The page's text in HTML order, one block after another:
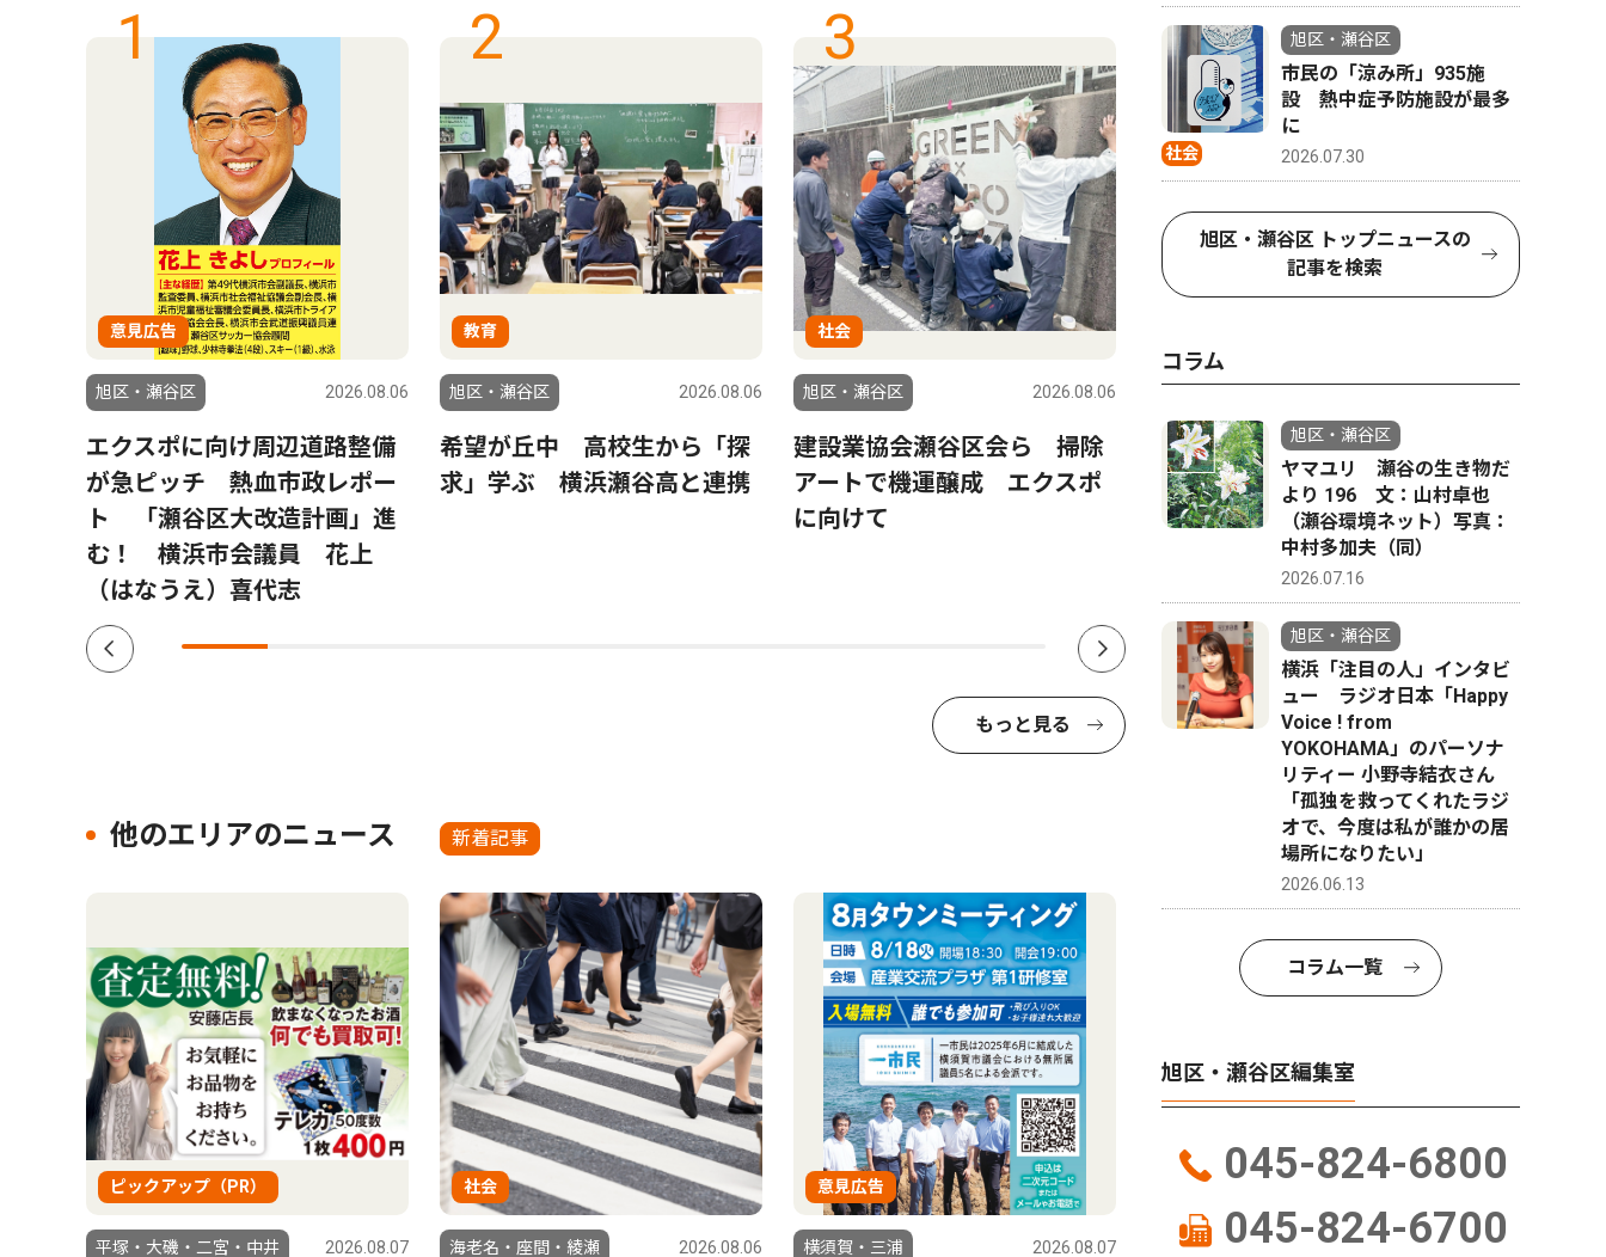
1
意見広告
旭区・瀬谷区 2026.08.06
エクスポに向け周辺道路整備
が急ピッチ 熱血市政レポー
ト 「瀬谷区大改造計画」進
む！ 横浜市会議員 花上
（はなうえ）喜代志
2
教育
旭区・瀬谷区 2026.08.06
希望が丘中 高校生から「探
求」学ぶ 横浜瀬谷高と連携
3
社会
旭区・瀬谷区 2026.08.06
建設業協会瀬谷区会ら 掃除
アートで機運醸成 エクスポ
に向けて
4
瀬谷区のケアマネ組織 「在
宅介護従事者の安全を」 殺
害事件受け国に要望
ん来た
ーで講演
もっと見る
他のエリアのニュース 新着記事
ピックアップ（PR）
平塚・大磯・二宮・中井 2026.08.07
社会
海老名・座間・綾瀬 2026.08.06
意見広告
横須賀・三浦 2026.08.07
社会
旭区・瀬谷区
市民の「涼み所」935施
設 熱中症予防施設が最多
に
2026.07.30
旭区・瀬谷区 トップニュースの
記事を検索
コラム
旭区・瀬谷区
ヤマユリ 瀬谷の生き物だ
より 196 文：山村卓也
（瀬谷環境ネット）写真：
中村多加夫（同）
2026.07.16
旭区・瀬谷区
横浜「注目の人」インタビ
ュー ラジオ日本「Happy
Voice ! from
YOKOHAMA」のパーソナ
リティー 小野寺結衣さん
「孤独を救ってくれたラジ
オで、今度は私が誰かの居
場所になりたい」
2026.06.13
コラム一覧
旭区・瀬谷区編集室
045-824-6800
045-824-6700